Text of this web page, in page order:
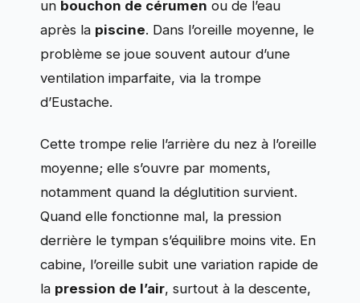
un bouchon de cérumen ou de l’eau
après la piscine. Dans l’oreille moyenne, le
problème se joue souvent autour d’une
ventilation imparfaite, via la trompe
d’Eustache.
Cette trompe relie l’arrière du nez à l’oreille
moyenne; elle s’ouvre par moments,
notamment quand la déglutition survient.
Quand elle fonctionne mal, la pression
derrière le tympan s’équilibre moins vite. En
cabine, l’oreille subit une variation rapide de
la pression de l’air, surtout à la descente,